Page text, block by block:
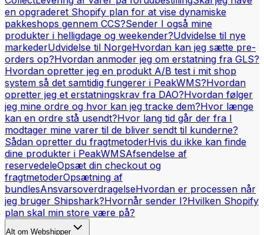
en opgraderet Shopify plan for at vise dynamiske
pakkeshops gennem CCS?Sender I også mine
produkter i helligdage og weekender?Udvidelse til nye
markederUdvidelse til NorgeHvordan kan jeg sætte pre-
orders op?Hvordan anmoder jeg om erstatning fra GLS?
Hvordan opretter jeg en produkt A/B test i mit shop
system så det samtidig fungerer i PeakWMS?Hvordan
opretter jeg et erstatningskrav fra DAO?Hvordan følger
jeg mine ordre og hvor kan jeg tracke dem?Hvor længe
kan en ordre stå usendt?Hvor lang tid går der fra I
modtager mine varer til de bliver sendt til kunderne?
Sådan opretter du fragtmetoderHvis du ikke kan finde
dine produkter i PeakWMSAfsendelse af
reservedeleOpsæt din checkout og
fragtmetoderOpsætning af
bundlesAnsvarsoverdragelseHvordan er processen når
jeg bruger Shipshark?Hvornår sender I?Hvilken Shopify
plan skal min store være på?
Alt om Webshipper